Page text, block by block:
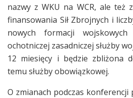
nazwy z WKU na WCR, ale też
finansowania Sił Zbrojnych i
nowych formacji
ochotniczej zasadniczej służby
12 miesięcy i będzie zbliżona
temu służby obowiązkowej.
O zmianach podczas konferencji